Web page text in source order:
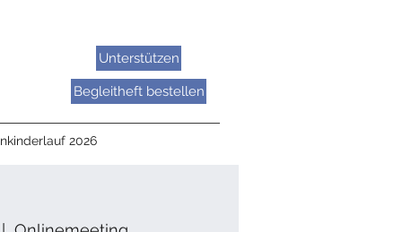
Unterstützen
Begleitheft bestellen
2026